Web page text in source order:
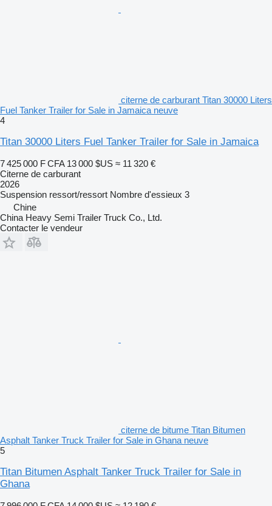
citerne de carburant Titan 30000 Liters
Fuel Tanker Trailer for Sale in Jamaica neuve
4
Titan 30000 Liters Fuel Tanker Trailer for Sale in Jamaica
7 425 000 F CFA 13 000 $US ≈ 11 320 €
Citerne de carburant
2026
Suspension ressort/ressort Nombre d'essieux 3
Chine
China Heavy Semi Trailer Truck Co., Ltd.
Contacter le vendeur
citerne de bitume Titan Bitumen
Asphalt Tanker Truck Trailer for Sale in Ghana neuve
5
Titan Bitumen Asphalt Tanker Truck Trailer for Sale in
Ghana